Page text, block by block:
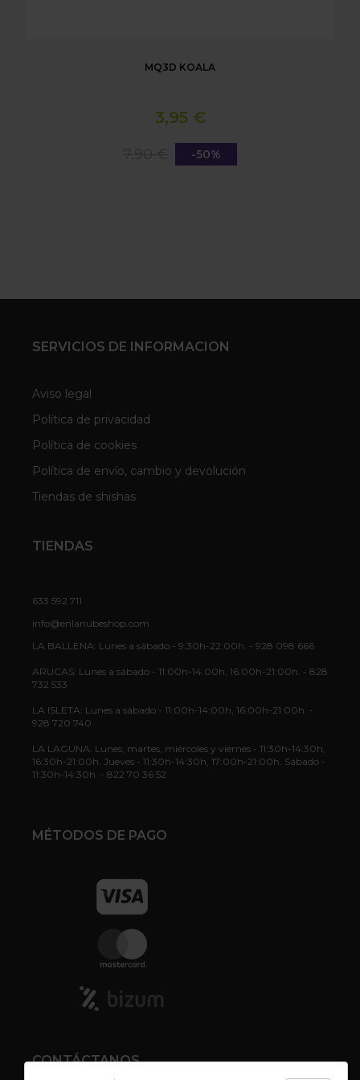
MQ3D KOALA
3,95 €
-50%
SERVICIOS DE INFORMACION
Aviso legal
Política de privacidad
Política de cookies
Política de envío, cambio y devolución
Tiendas de shishas
TIENDAS
633 592 711
info@enlanubeshop.com
LA BALLENA: Lunes a sábado - 9:30h-22:00h. - 928 098 666
ARUCAS: Lunes a sábado - 11:00h-14:00h, 16:00h-21:00h. - 828
732 533
LA ISLETA: Lunes a sábado - 11:00h-14:00h, 16:00h-21:00h. -
928 720 740
LA LAGUNA: Lunes, martes, miércoles y viernes - 11:30h-14:30h,
16:30h-21:00h. Jueves - 11:30h-14:30h, 17:00h-21:00h. Sábado -
11:30h-14:30h. - 822 70 36 52
MÉTODOS DE PAGO
CONTÁCTANOS